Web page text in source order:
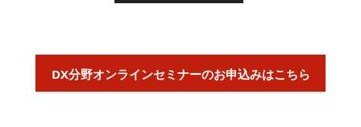
DX分野オンラインセミナーのお申込みはこちら